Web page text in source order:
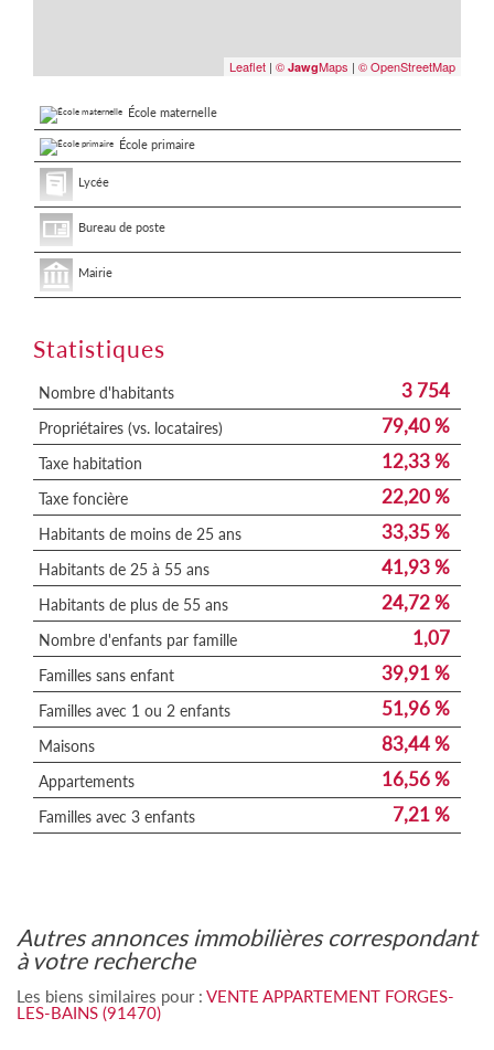
Leaflet | © JawgMaps | © OpenStreetMap
École maternelle
École primaire
Lycée
Bureau de poste
Mairie
Statistiques
Nombre d'habitants 3 754
Propriétaires (vs. locataires) 79,40 %
Taxe habitation 12,33 %
Taxe foncière 22,20 %
Habitants de moins de 25 ans 33,35 %
Habitants de 25 à 55 ans 41,93 %
Habitants de plus de 55 ans 24,72 %
Nombre d'enfants par famille 1,07
Familles sans enfant 39,91 %
Familles avec 1 ou 2 enfants 51,96 %
Maisons 83,44 %
Appartements 16,56 %
Familles avec 3 enfants 7,21 %
autres annonces immobilières correspondant
à votre recherche
Les biens similaires pour : VENTE APPARTEMENT FORGES-
LES-BAINS (91470)